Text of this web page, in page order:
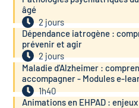
âgé
2 jours
Dépendance iatrogène :
prévenir et agir
2 jours
Maladie d'Alzheimer :
accompagner - Modules e-
1h40
Animations en EHPAD :